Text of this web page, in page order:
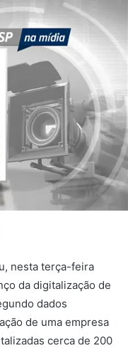
nesta terça-feira
da digitalização de
dados
de uma empresa
cerca de 200